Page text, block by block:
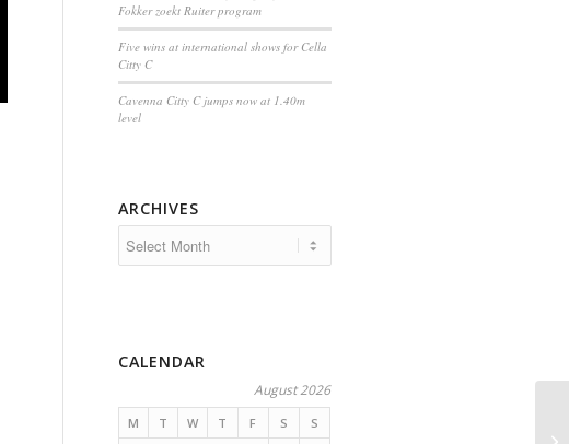
Fokker zoekt Ruiter program
Five wins at international shows for Cella
Citty C
Cavenna Citty C jumps now at 1.40m
level
ARCHIVES
CALENDAR
August 2026
M T W T F S
S